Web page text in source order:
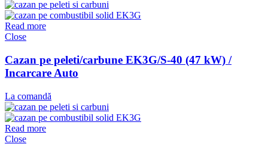
Read more
Close
Cazan pe peleti/carbune EK3G/S-40 (47 kW) /
Incarcare Auto
La comandă
Read more
Close